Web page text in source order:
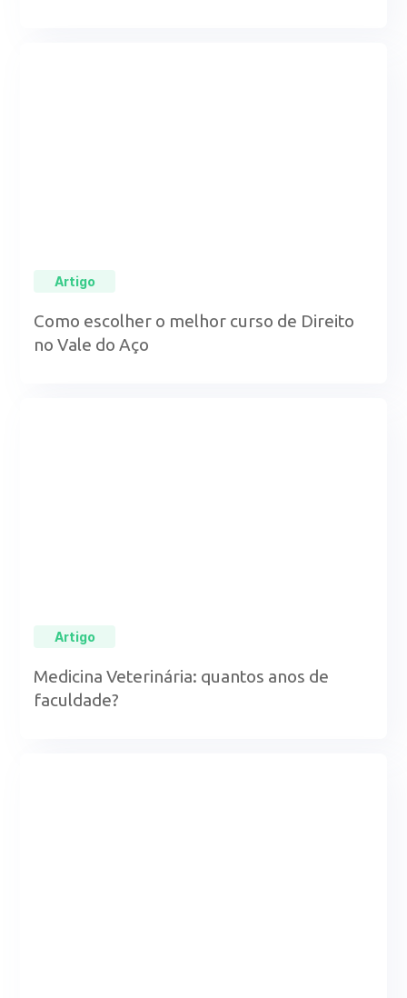
Artigo
Como escolher o melhor curso de Direito
no Vale do Aço
Artigo
Medicina Veterinária: quantos anos de
faculdade?